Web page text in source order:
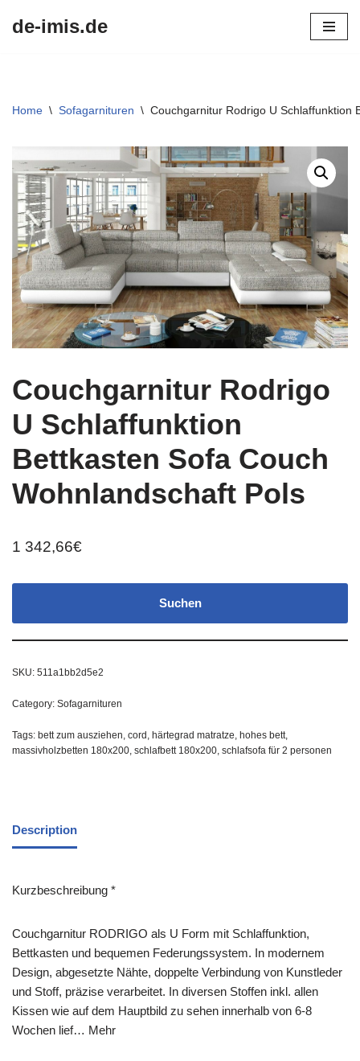
de-imis.de
Home \ Sofagarnituren \ Couchgarnitur Rodrigo U Schlaffunktion
Couchgarnitur Rodrigo
U Schlaffunktion
Bettkasten Sofa Couch
Wohnlandschaft Pols
1 342,66€
Suchen
SKU: 511a1bb2d5e2
Category: Sofagarnituren
Tags: bett zum ausziehen cord härtegrad matratze hohes bett
massivholzbetten 180x200 schlafbett 180x200 schlafsofa für 2 personen
Description
Kurzbeschreibung *
Couchgarnitur RODRIGO als U Form mit Schlaffunktion,
Bettkasten und bequemen Federungssystem. In modernem
Design, abgesetzte Nähte, doppelte Verbindung von Kunstleder
und Stoff, präzise verarbeitet. In diversen Stoffen inkl. allen
Kissen wie auf dem Hauptbild zu sehen innerhalb von 6-8
Wochen lief… Mehr